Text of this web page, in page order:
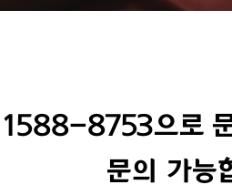
1588-8753으로
문의 가능